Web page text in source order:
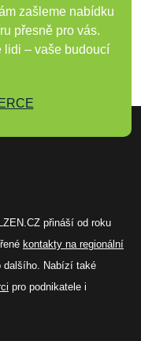
zašleme nabídku
přesně pro vás.
lidi – vaše budoucí
přináší od roku
kontakty na regionální
dalšího. Nabízí také
pro podnikatele i